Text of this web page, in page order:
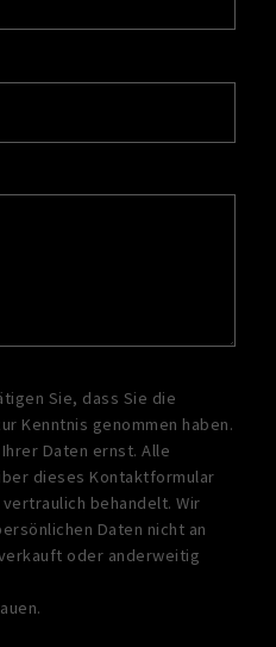
Sie, dass Sie die
Kenntnis genommen haben.
Daten ernst. Alle
dieses Kontaktformular
behandelt. Wir
Daten nicht an
oder anderweitig